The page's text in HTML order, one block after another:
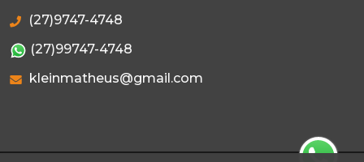
(27)9747-4748
(27)99747-4748
kleinmatheus@gmail.com